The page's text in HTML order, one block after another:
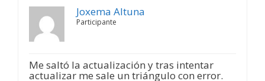
Joxema Altuna
Participante
Me saltó la actualización y tras intentar
actualizar me sale un triángulo con error.